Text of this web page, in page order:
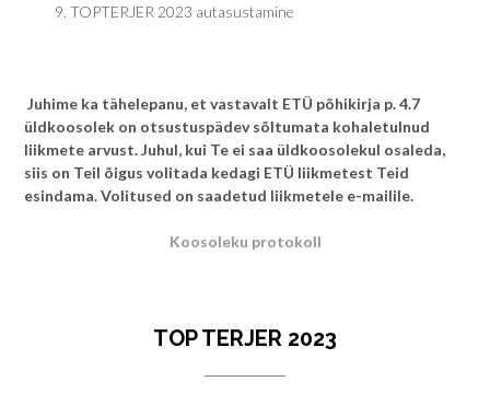
TOPTERJER 2023 autasustamine
Juhime ka tähelepanu, et vastavalt ETÜ põhikirja p. 4.7
üldkoosolek on otsustuspädev sõltumata kohaletulnud
liikmete arvust.Juhul, kui Te ei saa üldkoosolekul osaleda,
siis on Teil õigus volitada kedagi ETÜ liikmetest Teid
esindama. Volitused on saadetud liikmetele e-mailile.
Koosoleku protokoll
TOP TERJER 2023